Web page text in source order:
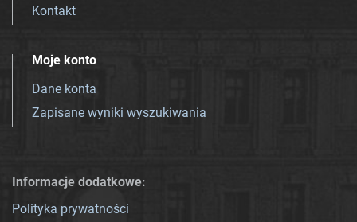
Kontakt
Moje konto
Dane konta
Zapisane wyniki wyszukiwania
Informacje dodatkowe:
Polityka prywatności